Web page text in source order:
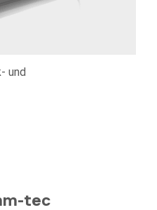
und
tec